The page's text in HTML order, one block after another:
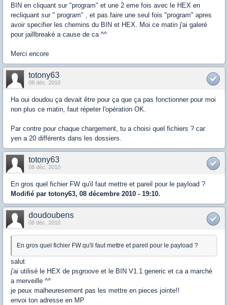
BIN en cliquant sur "program" et une 2 eme fois avec le HEX en
recliquant sur " program" , et pas faire une seul fois "program" apres
avoir specifier les chemins du BIN et HEX. Moi ce matin j'ai galeré
pour jaillbreaké a cause de ca ^^
Merci encore
totony63
08 déc. 2010
Ha oui doudou ça devait être pour ça que ça pas fonctionner pour moi
non plus ce matin, faut répeter l'opération OK.
Par contre pour chaque chargement, tu a choisi quel fichiers ? car
yen a 20 différents dans les dossiers.
totony63
08 déc. 2010
En gros quel fichier FW qu'il faut mettre et pareil pour le payload ?
Modifié par totony63, 08 décembre 2010 - 19:10.
doudoubens
08 déc. 2010
En gros quel fichier FW qu'il faut mettre et pareil pour le payload ?
salut
j'ai utilisé le HEX de psgroove et le BIN V1.1 generic et ca a marché
a merveille ^^
je peux malheuresement pas les mettre en pieces jointe!!
envoi ton adresse en MP